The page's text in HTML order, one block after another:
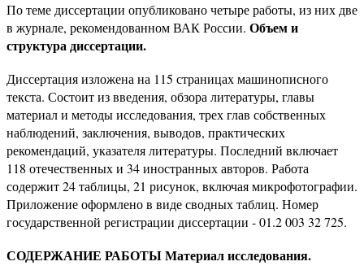
По теме диссертации опубликовано четыре работы, из них две
в журнале, рекомендованном ВАК России. Объем и
структура диссертации.
Диссертация изложена на 115 страницах машинописного
текста. Состоит из введения, обзора литературы, главы
материал и методы исследования, трех глав собственных
наблюдений, заключения, выводов, практических
рекомендаций, указателя литературы. Последний включает
118 отечественных и 34 иностранных авторов. Работа
содержит 24 таблицы, 21 рисунок, включая микрофотографии.
Приложение оформлено в виде сводных таблиц. Номер
государственной регистрации диссертации - 01.2 003 32 725.
СОДЕРЖАНИЕ РАБОТЫ Материал исследования.